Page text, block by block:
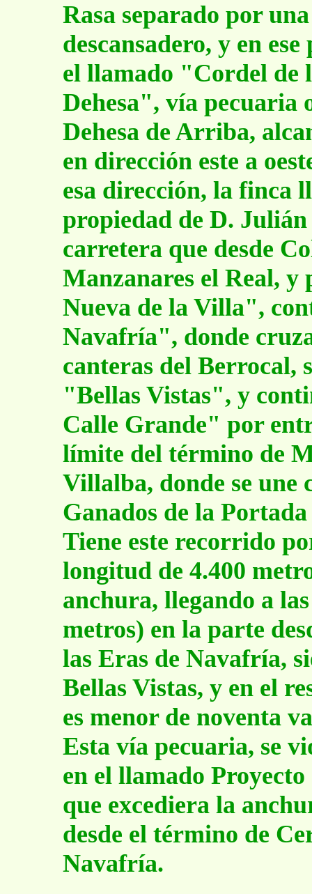
Rasa separado por
descansadero, y en
el llamado "Cordel de
Dehesa", vía pecuaria
Dehesa de Arriba,
en dirección este a
esa dirección, la finca
propiedad de D.
carretera que desde
Manzanares el Real,
Nueva de la Villa",
Navafría", donde
canteras del Berrocal,
"Bellas Vistas", y
Calle Grande" por
límite del término de
Villalba, donde se une
Ganados de la
Tiene este recorrido
longitud de 4.400
anchura, llegando a
metros) en la parte
las Eras de Navafría,
Bellas Vistas, y en el
es menor de noventa
Esta vía pecuaria, se
en el llamado
que excediera la
desde el término de
Navafría.